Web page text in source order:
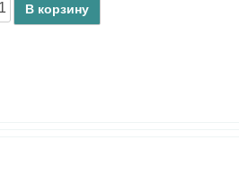
В корзину